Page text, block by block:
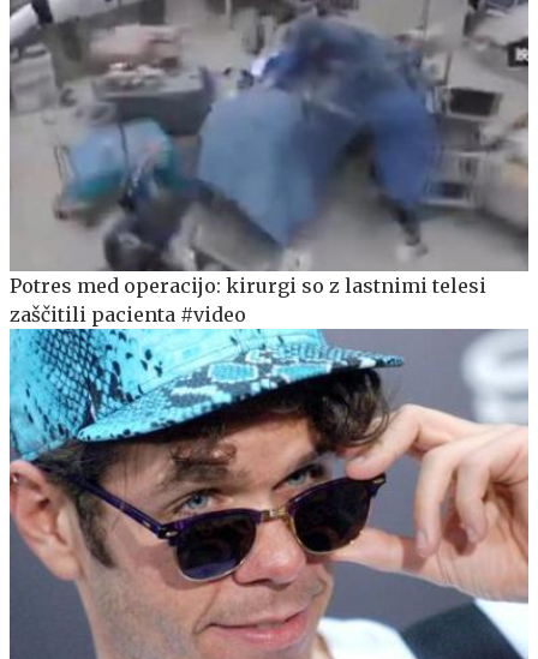
Potres med operacijo: kirurgi so z lastnimi telesi
zaščitili pacienta #video